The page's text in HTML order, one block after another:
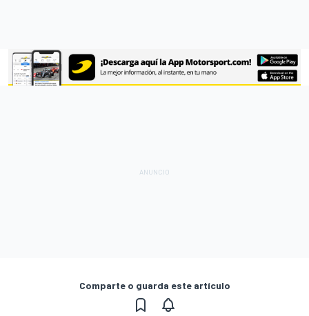
Comparte o guarda este artículo